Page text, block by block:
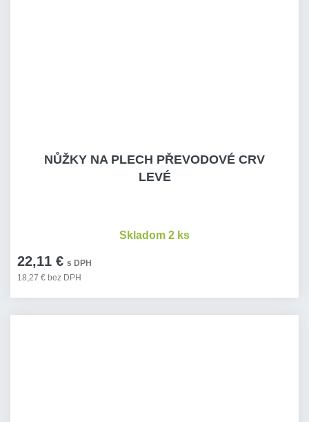
NŮŽKY NA PLECH PŘEVODOVÉ CRV
LEVÉ
22,11 € s DPH
18,27 € bez DPH
Skladom 2 ks